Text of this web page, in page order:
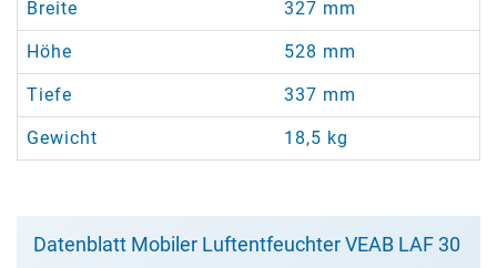
Breite 327 mm
Höhe 528 mm
Tiefe 337 mm
Gewicht 18,5 kg
Datenblatt Mobiler Luftentfeuchter VEAB LAF 30